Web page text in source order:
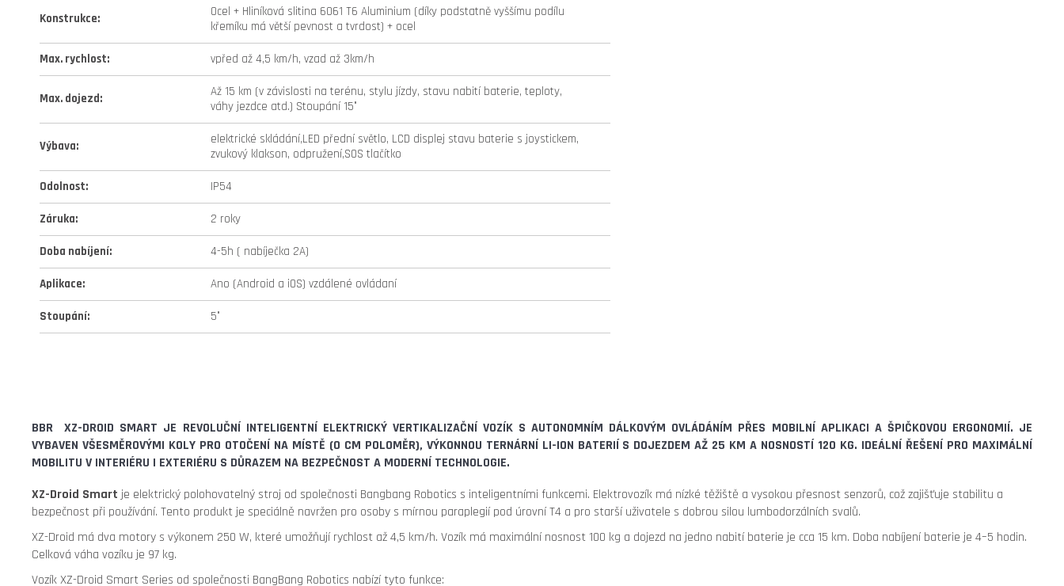
Konstrukce:
Ocel + Hliníková slitina 6061 T6 Aluminium (díky podstatně vyššímu podílu
křemíku má větší pevnost a tvrdost) + ocel
Max. rychlost: vpřed až 4,5 km/h, vzad až 3km/h
Max. dojezd:
Až 15 km (v závislosti na terénu, stylu jízdy, stavu nabití baterie, teploty,
váhy jezdce atd.) Stoupání 15°
Výbava:
elektrické skládání,LED přední světlo, LCD displej stavu baterie s joystickem,
zvukový klakson, odpružení,SOS tlačítko
Odolnost: IP54
Záruka: 2 roky
Doba nabíjení: 4-5h ( nabíječka 2A)
Aplikace: Ano (Android a iOS) vzdálené ovládaní
Stoupání: 5°
BBR XZ-DROID SMART JE REVOLUČNÍ INTELIGENTNÍ ELEKTRICKÝ VERTIKALIZAČNÍ VOZÍK SAUTONOMNÍM DÁLKOVÝM OVLÁDÁNÍM PŘES MOBILNÍ APLIKACI A ŠPIČKOVOU ERGONOMIÍ. JE
VYBAVEN VŠESMĚROVÝMI KOLYPRO OTOČENÍ NA MÍSTĚ (0 CM POLOMĚR), VÝKONNOU TERNÁRNÍ LI-ION BATERIÍS DOJEZDEM AŽ 25 KM A NOSNOSTÍ 120 KG. IDEÁLNÍ ŘEŠENÍ PRO MAXIMÁLNÍ
MOBILITU V INTERIÉRU I EXTERIÉRU S DŮRAZEM NA BEZPEČNOST A MODERNÍ TECHNOLOGIE.
XZ-Droid Smart je elektrický polohovatelný stroj od společnosti Bangbang Robotics s inteligentními funkcemi. Elektrovozík má nízké těžiště a vysokou přesnost senzorů, což zajišťuje stabilitu a
bezpečnost při používání. Tento produkt je speciálně navržen pro osoby s mírnou paraplegií pod úrovní T4 a pro starší uživatele s dobrou silou lumbodorzálních svalů.
XZ-Droid má dva motory s výkonem 250 W, které umožňují rychlost až 4,5 km/h. Vozík má maximální nosnost 100 kg a dojezd na jedno nabití baterie je cca 15 km. Doba nabíjení baterie je 4–5 hodin.
Celková váha vozíku je 97 kg.
Vozík XZ-Droid Smart Series od společnosti BangBang Robotics nabízí tyto funkce: